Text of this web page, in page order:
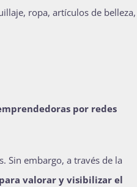
ropa, artículos de belleza,
por redes
Sin embargo, a través de la
valorar y visibilizar el